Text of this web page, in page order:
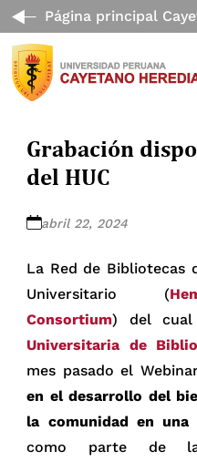
Página principal
Grabación
del HUC
abril 22, 2024
La Red de Bibliotecas
Universitario (
Consortium) del
Universitaria de
mes pasado el
en el desarrollo del
la comunidad en
como parte de